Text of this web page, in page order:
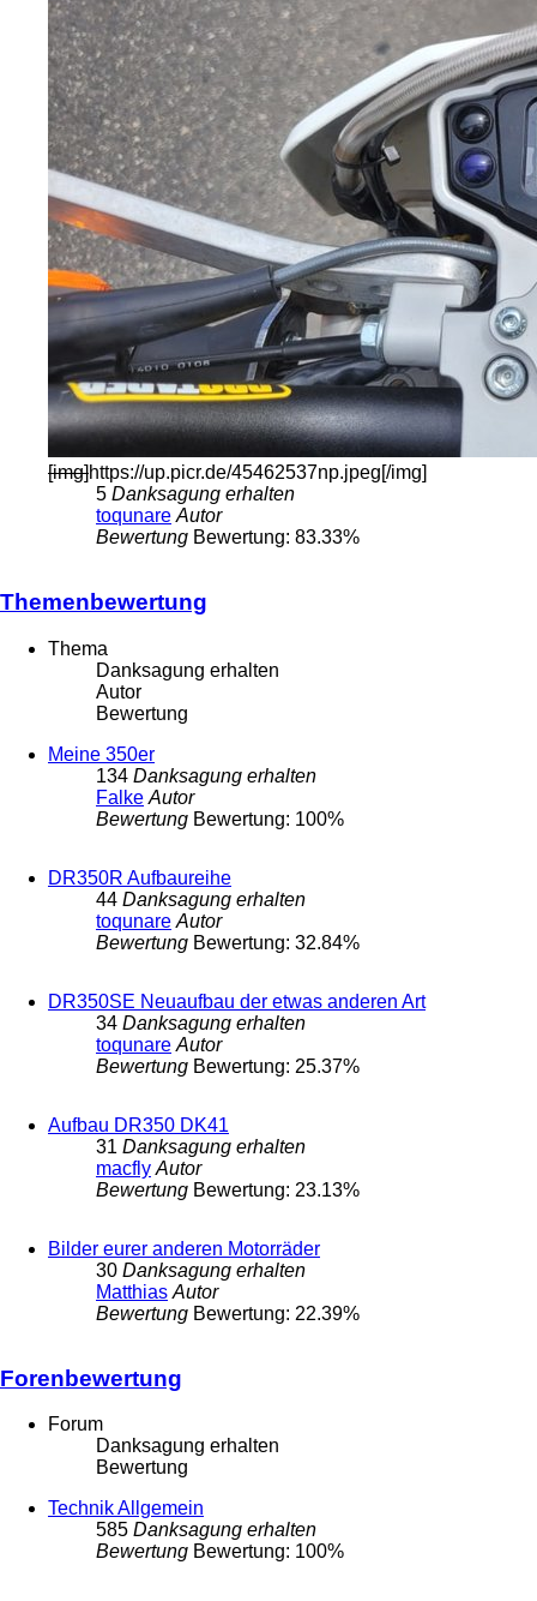
[img]https://up.picr.de/45462537np.jpeg[/img]
5 Danksagung erhalten
toqunare Autor
Bewertung Bewertung: 83.33%
Themenbewertung
Thema
Danksagung erhalten
Autor
Bewertung
Meine 350er
134 Danksagung erhalten
Falke Autor
Bewertung Bewertung: 100%
DR350R Aufbaureihe
44 Danksagung erhalten
toqunare Autor
Bewertung Bewertung: 32.84%
DR350SE Neuaufbau der etwas anderen Art
34 Danksagung erhalten
toqunare Autor
Bewertung Bewertung: 25.37%
Aufbau DR350 DK41
31 Danksagung erhalten
macfly Autor
Bewertung Bewertung: 23.13%
Bilder eurer anderen Motorräder
30 Danksagung erhalten
Matthias Autor
Bewertung Bewertung: 22.39%
Forenbewertung
Forum
Danksagung erhalten
Bewertung
Technik Allgemein
585 Danksagung erhalten
Bewertung Bewertung: 100%